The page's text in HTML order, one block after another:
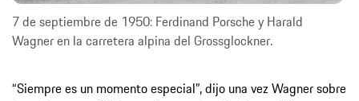
7 de septiembre de 1950: Ferdinand Porsche y Harald
Wagner en la carretera alpina del Grossglockner.
“Siempre es un momento especial”, dijo una vez Wagner sobre